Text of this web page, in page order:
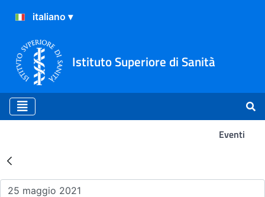
Istituto Superiore di Sanità
Eventi
Risultati della Ricerca -